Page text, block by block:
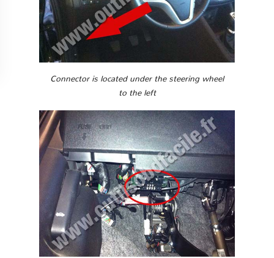
Connector is located under the steering wheel
to the left